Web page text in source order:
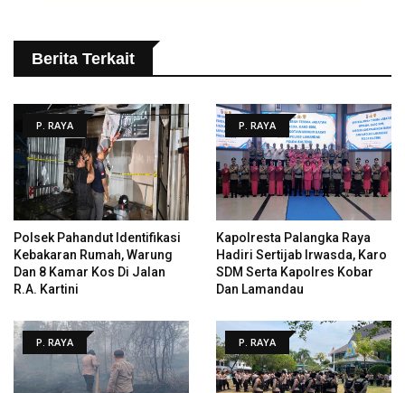
Berita Terkait
P. RAYA
Polsek Pahandut Identifikasi
Kebakaran Rumah, Warung
Dan 8 Kamar Kos Di Jalan
R.A. Kartini
P. RAYA
Kapolresta Palangka Raya
Hadiri Sertijab Irwasda, Karo
SDM Serta Kapolres Kobar
Dan Lamandau
P. RAYA P. RAYA